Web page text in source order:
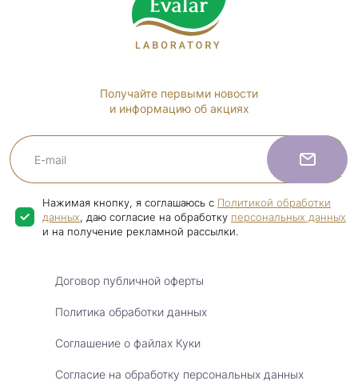
Получайте первыми новости
и информацию об акциях
Нажимая кнопку, я соглашаюсь с Политикой обработки
данных, даю согласие на обработку персональных данных
и на получение рекламной рассылки.
Договор публичной оферты
Политика обработки данных
Соглашение о файлах Куки
Согласие на обработку персональных данных